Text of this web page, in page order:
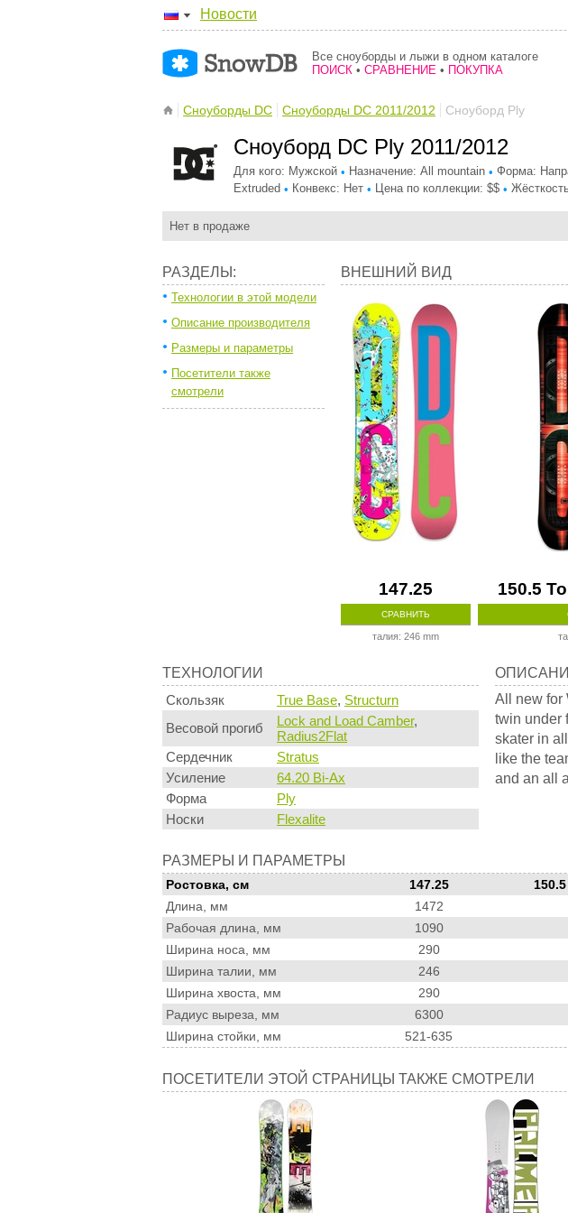
Новости
Все сноуборды и лыжи в одном каталоге
ПОИСК • СРАВНЕНИЕ • ПОКУПКА
Сноуборды DC Сноуборды DC 2011/2012 Сноуборд Ply
Сноуборд DC Ply 2011/2012
Для кого: Мужской • Назначение: All mountain • Форма:
Extruded • Конвекс: Нет • Цена по коллекции: $$ •
Нет в продаже
РАЗДЕЛЫ:
Технологии в этой модели
Описание производителя
Размеры и параметры
Посетители также
смотрели
ВНЕШНИЙ ВИД
147.25
СРАВНИТЬ
талия: 246 mm
150.5
Технологии
ТЕХНОЛОГИИ
Скользяк
True Base, Structurn
Весовой прогиб
Lock and Load Camber,
Radius2Flat
Сердечник
Stratus
Усиление
64.20 Bi-Ax
Форма
Ply
Носки
Flexalite
Описание
All new for
twin under
skater in
like the
and an all
Размеры
и
параметры
РАЗМЕРЫ И ПАРАМЕТРЫ
Ростовка, см 147.25
Длина, мм
1472
Рабочая длина, мм
1090
Ширина носа, мм
290
Ширина талии, мм
246
Ширина хвоста, мм
290
Радиус выреза, мм
6300
Ширина стойки, мм
521-635
Посетители
этой
ПОСЕТИТЕЛИ ЭТОЙ СТРАНИЦЫ ТАКЖЕ СМОТРЕЛИ